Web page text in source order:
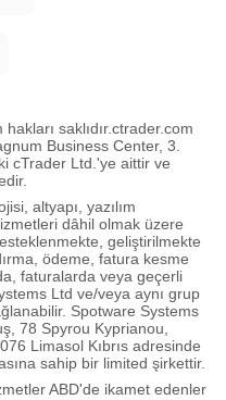
saklıdır.ctrader.com
Business Center, 3.
cTrader Ltd.'ye aittir ve
altyapı, yazılım
dâhil olmak üzere
geliştirilmekte
ödeme, fatura kesme
faturalarda veya geçerli
Ltd ve/veya aynı grup
Spotware Systems
78 Spyrou Kyprianou,
Limasol Kıbrıs adresinde
sahip bir limited şirkettir.
ABD'de ikamet edenler